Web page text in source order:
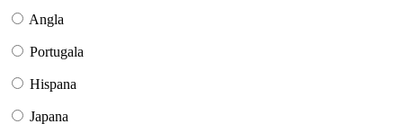
Angla
Portugala
Hispana
Japana